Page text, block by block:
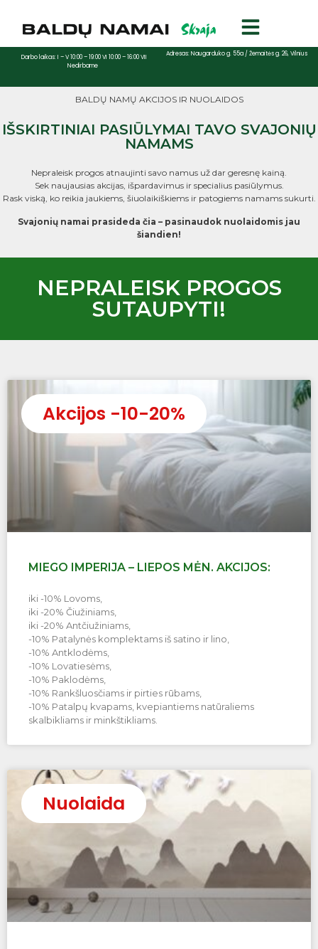
Darbo laikas: I – V 10:00 – 19:00 VI 10:00 – 16:00 VII
Nedirbame
Adresas: Naugarduko g. 55a / Žemaitės g. 26, Vilnius
BALDŲ NAMŲ AKCIJOS IR NUOLAIDOS
IŠSKIRTINIAI PASIŪLYMAI TAVO SVAJONIŲ
NAMAMS
Nepraleisk progos atnaujinti savo namus už dar geresnę kainą.
Sek naujausias akcijas, išpardavimus ir specialius pasiūlymus.
Rask viską, ko reikia jaukiems, šiuolaikiškiems ir patogiems namams sukurti.
Svajonių namai prasideda čia – pasinaudok nuolaidomis jau
šiandien!
NEPRALEISK PROGOS
SUTAUPYTI!
Akcijos -10-20%
MIEGO IMPERIJA – LIEPOS MĖN. AKCIJOS:
iki -10% Lovoms,
iki -20% Čiužiniams,
iki -20% Antčiužiniams,
-10% Patalynės komplektams iš satino ir lino,
-10% Antklodėms,
-10% Lovatiesėms,
-10% Paklodėms,
-10% Rankšluosčiams ir pirties rūbams,
-10% Patalpų kvapams, kvepiantiems natūraliems
skalbikliams ir minkštikliams.
Nuolaida